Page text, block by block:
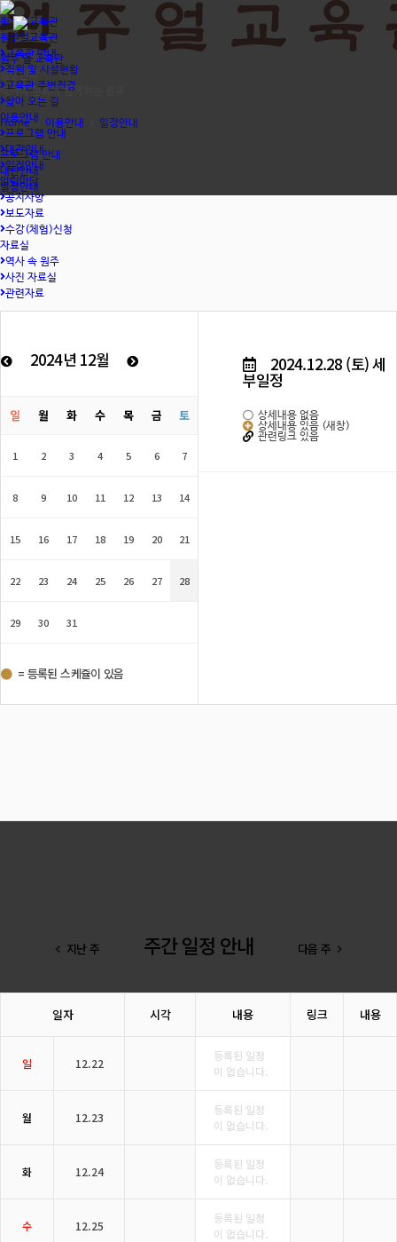
원주얼교육관
원주얼교육관
교육관 안내
직원 및 시설현황
교육관 주변전경
찾아 오는 길
이용안내
프로그램 안내
대관안내
일정안내
알림마당
공지사항
보도자료
수강(체험)신청
자료실
역사 속 원주
사진 자료실
관련자료
원주 얼 교육관
일정안내
역사와 문화가 함께하는 원주
Home> 이용안내 일정안내
프로그램 안내
대관안내
일정안내
2024년 12월
일 월 화 수 목 금 토
1 2 3 4 5 6 7
8 9 10 11 12 13 14
15 16 17 18 19 20 21
22 23 24 25 26 27 28
29 30 31
= 등록된 스케쥴이 있음
2024.12.28 (토) 세
부일정
상세내용 없음
상세내용 있음 (새창)
관련링크 있음
지난 주 주간 일정 안내 다음 주
일자 시각 내용 링크 내용
일 12.22
등록된 일정
이 없습니다.
월 12.23
등록된 일정
이 없습니다.
화 12.24
등록된 일정
이 없습니다.
수 12.25
등록된 일정
이 없습니다.